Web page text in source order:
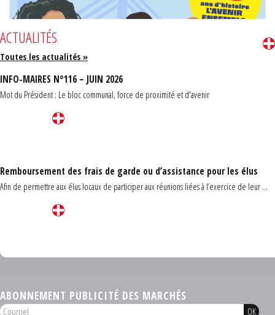
ACTUALITÉS
Toutes les actualités »
INFO-MAIRES N°116 – JUIN 2026
Mot du Président : Le bloc communal, force de proximité et d'avenir
Remboursement des frais de garde ou d’assistance pour les élus
Afin de permettre aux élus locaux de participer aux réunions liées à l’exercice de leur ...
ABONNEMENT PUBLICITÉ DES MARCHÉS